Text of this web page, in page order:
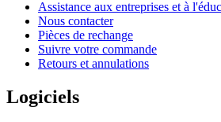
Assistance aux entreprises et à
Nous contacter
Pièces de rechange
Suivre votre commande
Retours et annulations
Logiciels